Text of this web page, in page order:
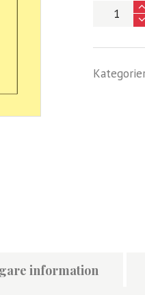
Näver
information